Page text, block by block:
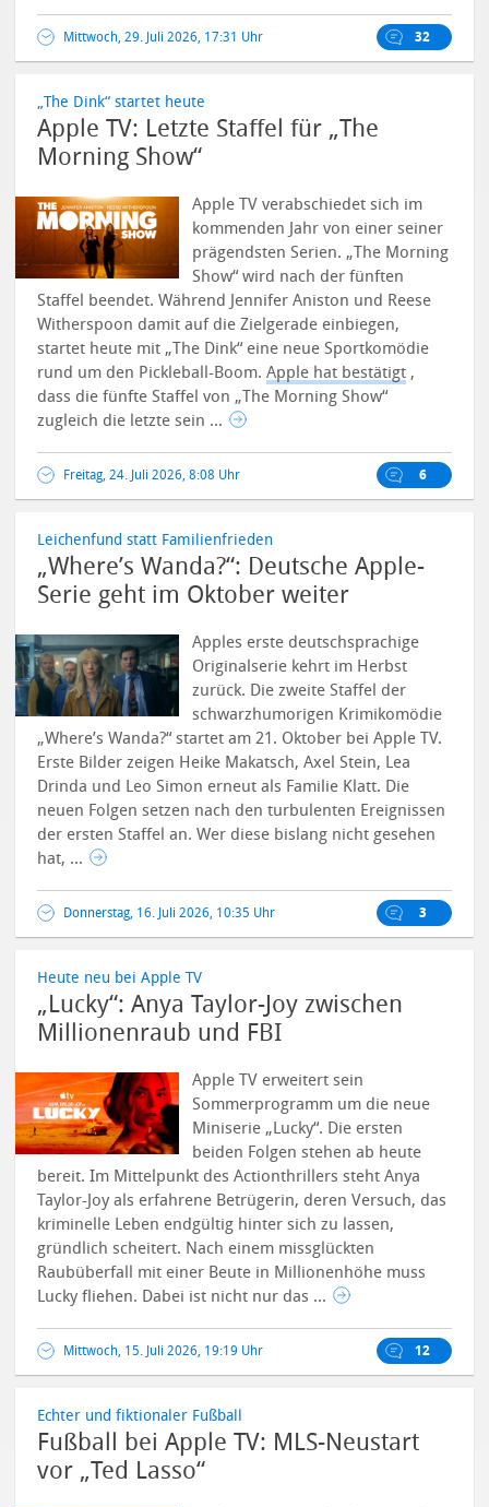
Mittwoch, 29. Juli 2026, 17:31 Uhr 32
„The Dink“ startet heute
Apple TV: Letzte Staffel für „The
Morning Show“
Apple TV verabschiedet sich im
kommenden Jahr von einer seiner
prägendsten Serien. „The Morning
Show“ wird nach der fünften
Staffel beendet. Während Jennifer Aniston und Reese
Witherspoon damit auf die Zielgerade einbiegen,
startet heute mit „The Dink“ eine neue Sportkomödie
rund um den Pickleball-Boom.Apple hat bestätigt ,
dass die fünfte Staffel von „The Morning Show“
zugleich die letzte sein ...
Freitag, 24. Juli 2026, 8:08 Uhr 6
Leichenfund statt Familienfrieden
„Where’s Wanda?“: Deutsche Apple-
Serie geht im Oktober weiter
Apples erste deutschsprachige
Originalserie kehrt im Herbst
zurück. Die zweite Staffel der
schwarzhumorigen Krimikomödie
„Where’s Wanda?“ startet am 21. Oktober bei Apple TV.
Erste Bilder zeigen Heike Makatsch, Axel Stein, Lea
Drinda und Leo Simon erneut als Familie Klatt. Die
neuen Folgen setzen nach den turbulenten Ereignissen
der ersten Staffel an. Wer diese bislang nicht gesehen
hat, ...
Donnerstag, 16. Juli 2026, 10:35 Uhr 3
Heute neu bei Apple TV
„Lucky“: Anya Taylor-Joy zwischen
Millionenraub und FBI
Apple TV erweitert sein
Sommerprogramm um die neue
Miniserie „Lucky“. Die ersten
beiden Folgen stehen ab heute
bereit. Im Mittelpunkt des Actionthrillers steht Anya
Taylor-Joy als erfahrene Betrügerin, deren Versuch, das
kriminelle Leben endgültig hinter sich zu lassen,
gründlich scheitert. Nach einem missglückten
Raubüberfall mit einer Beute in Millionenhöhe muss
Lucky fliehen. Dabei ist nicht nur das ...
Mittwoch, 15. Juli 2026, 19:19 Uhr 12
Echter und fiktionaler Fußball
Fußball bei Apple TV: MLS-Neustart
vor „Ted Lasso“